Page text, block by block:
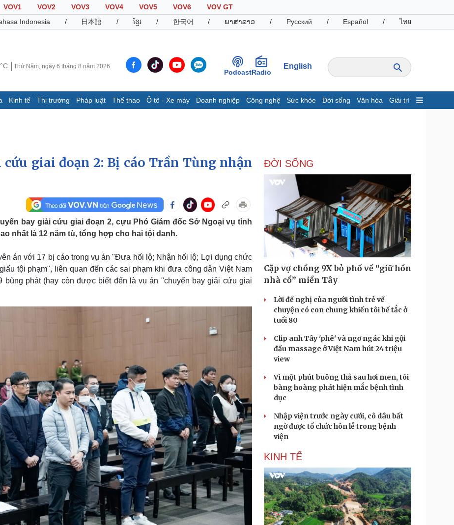
VOV1 VOV2 VOV3 VOV4 VOV5 VOV6
VOV GT
Indonesia / 日本語 / ខ្មែរ / 한국어 / ພາສາລາວ / Русский / Español / ไทย
Thứ Năm, ngày 6 tháng 8 năm 2026
PodcastRadio
English
Kinh tế Thị trường Pháp luật Thể thao Ô tô - Xe máy Doanh nghiệp Công nghệ Sức khỏe Đời sống Văn hóa Giải trí
E-Magazine
Infographic
Giá cà phê
Thể thao
Lịch thi đấu bóng đá
Thế giới thể thao
Hậu trường
Ô tô - Xe máy
Xe máy
Tư vấn
Doanh nghiệp
Thông tin doanh nghiệp
Doanh nghiệp 24h
Doanh nhân
Công nghệ
Sành điệu
Tin Công nghệ
Trải nghiệm
Chuyển đổi số
Văn hóa
Sân khấu - Điện ảnh
Âm nhạc
Giải trí
Nghệ sĩ
Sao Việt
Du lịch
Tư vấn
check-in
Podcast
Câu chuyện thời sự
Đọc truyện đêm khuya
Cửa sổ tình yêu
giai đoạn 2: Bị cáo Trần Tùng nhận
bay giải cứu giai đoạn 2, cựu Phó Giám đốc Sở Ngoại vụ tỉnh
nhất là 12 năm tù, tổng hợp cho hai tội danh.
án với 17 bị cáo trong vụ án "Đưa hối lộ; Nhận hối lộ; Lợi dụng chức
tội phạm", liên quan đến các sai phạm khi đưa công dân Việt Nam
phát (hay còn được biết đến là vụ án "chuyến bay giải cứu giai
ĐỜI SỐNG
Cặp vợ chồng 9X bỏ phố về “giữ hồn
nhà cổ” miền Tây
Lời đề nghị của người tình trẻ về
chuyện có con chung khiến tôi bế tắc ở
tuổi 80
Clip anh Tây 'phê' và ngơ ngác khi gội
đầu massage ở Việt Nam hút 24 triệu
view
Vì một phút buông thả sau hơi men, tôi
bàng hoàng phát hiện mắc bệnh tình
dục
Nhập viện trước ngày cưới, cô dâu bất
ngờ được tổ chức hôn lễ trong bệnh
viện
KINH TẾ